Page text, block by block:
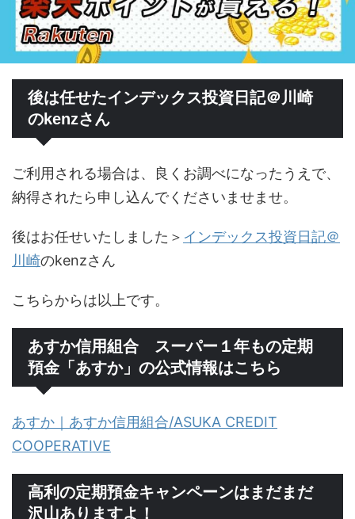
後は任せたインデックス投資日記＠川崎
のkenzさん
ご利用される場合は、良くお調べになったうえで、
納得されたら申し込んでくださいませませ。
後はお任せいたしました＞ インデックス投資日記＠
川崎のkenzさん
こちらからは以上です。
あすか信用組合 スーパー１年もの定期
預金「あすか」の公式情報はこちら
あすか｜あすか信用組合/ASUKA CREDIT
COOPERATIVE
高利の定期預金キャンペーンはまだまだ
沢山ありますよ！